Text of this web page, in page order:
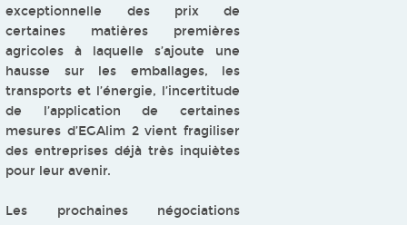
exceptionnelle des prix de
certaines matières premières
agricoles à laquelle s’ajoute une
hausse sur les emballages, les
transports et l’énergie, l’incertitude
de l’application de certaines
mesures d’EGAlim 2 vient fragiliser
des entreprises déjà très inquiètes
pour leur avenir.
Les prochaines négociations